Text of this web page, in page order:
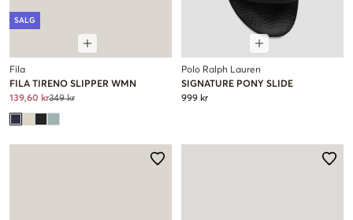
SALG
Fila
FILA TIRENO SLIPPER WMN
139,60 kr349 kr
Polo Ralph Lauren
SIGNATURE PONY SLIDE
999 kr